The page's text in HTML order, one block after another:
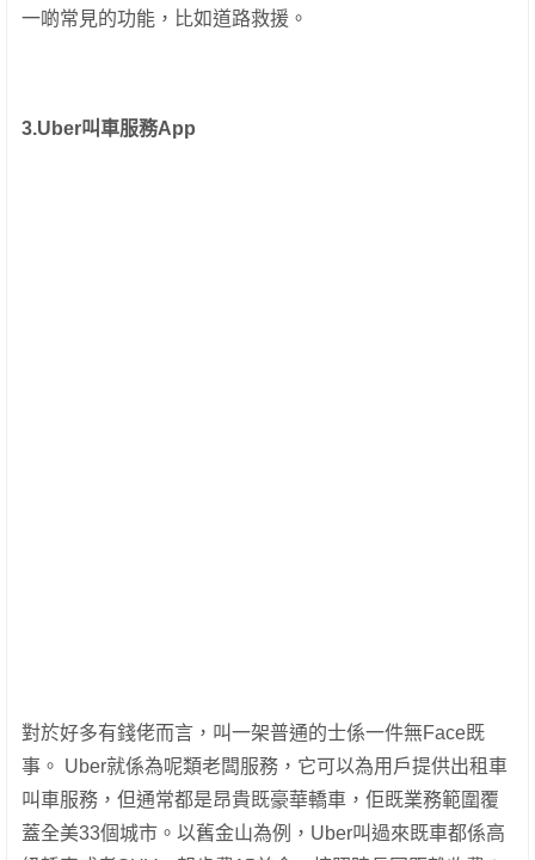
一啲常見的功能，比如道路救援。
3.Uber叫車服務App
對於好多有錢佬而言，叫一架普通的士係一件無Face既
事。 Uber就係為呢類老闆服務，它可以為用戶提供出租車
叫車服務，但通常都是昂貴既豪華轎車，佢既業務範圍覆
蓋全美33個城市。以舊金山為例，Uber叫過來既車都係高